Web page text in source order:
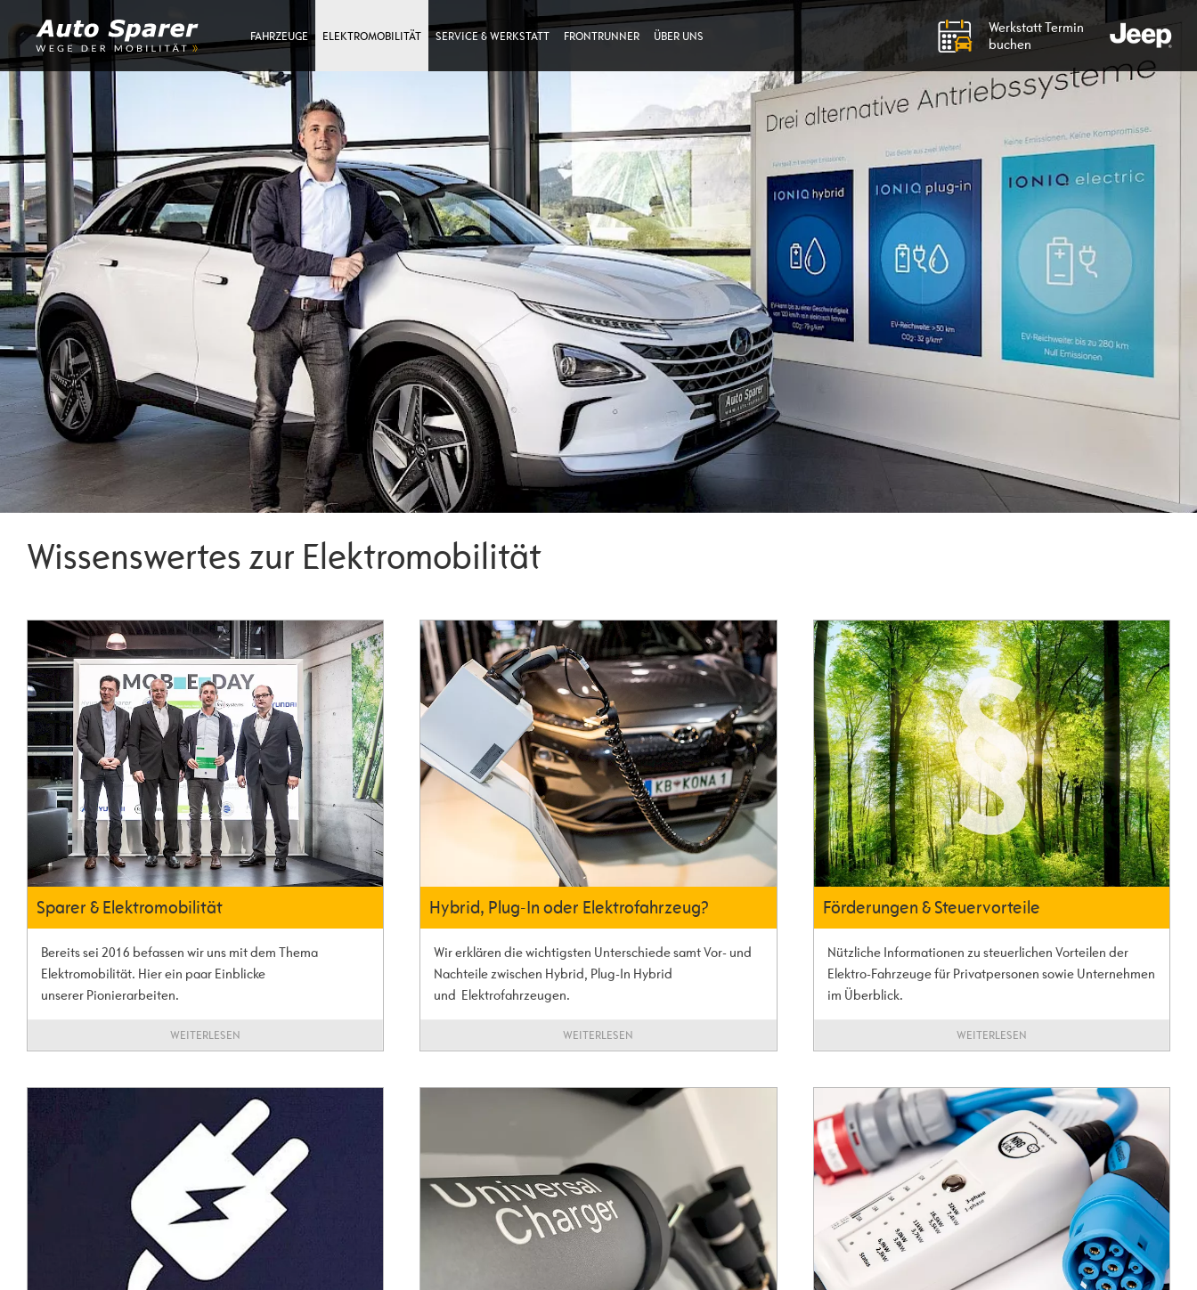
FAHRZEUGE ELEKTROMOBILITÄT SERVICE & WERKSTATT FRONTRUNNER ÜBER UNS
Werkstatt Termin
buchen
Wissenswertes zur Elektromobilität
Sparer & Elektromobilität
Bereits sei 2016 befassen wir uns mit dem Thema
Elektromobilität. Hier ein paar Einblicke
unserer Pionierarbeiten.
WEITERLESEN
Hybrid, Plug-In oder Elektrofahrzeug?
Wir erklären die wichtigsten Unterschiede samt Vor- und
Nachteile zwischen Hybrid, Plug-In Hybrid
und Elektrofahrzeugen.
WEITERLESEN
Förderungen & Steuervorteile
Nützliche Informationen zu steuerlichen Vorteilen der
Elektro-Fahrzeuge für Privatpersonen sowie Unternehmen
im Überblick.
WEITERLESEN